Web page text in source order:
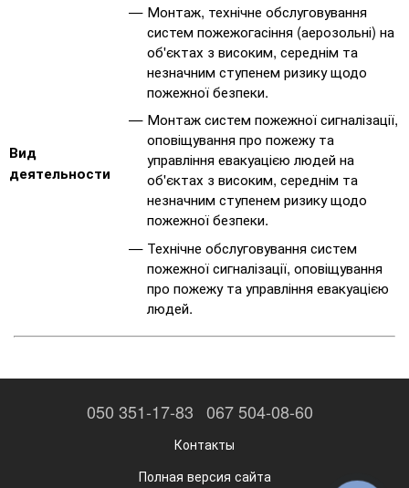
Вид
деятельности
Монтаж, технічне обслуговування
систем пожежогасіння (аерозольні) на
об'єктах з високим, середнім та
незначним ступенем ризику щодо
пожежної безпеки.
Монтаж систем пожежної сигналізації,
оповіщування про пожежу та
управління евакуацією людей на
об'єктах з високим, середнім та
незначним ступенем ризику щодо
пожежної безпеки.
Технічне обслуговування систем
пожежної сигналізації, оповіщування
про пожежу та управління евакуацією
людей.
050 351-17-83 067 504-08-60
Контакты
Полная версия сайта